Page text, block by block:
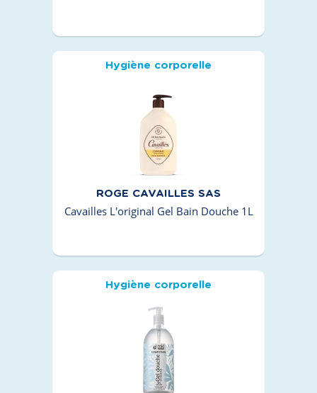
Hygiène corporelle
ROGE CAVAILLES SAS
Cavailles L'original Gel Bain Douche 1L
Hygiène corporelle